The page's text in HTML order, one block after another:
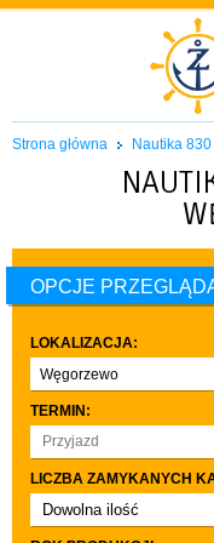
Strona główna Nautika 830
OPCJE
LOKALIZACJA:
Węgorzewo
TERMIN:
LICZBA ZAMYKANYCH
Dowolna ilość